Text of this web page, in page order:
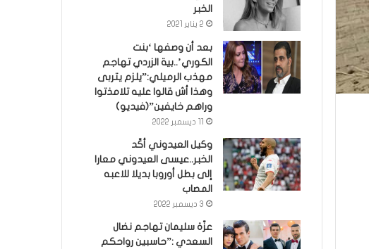
الخبر
2 يناير 2021
بعد أن وصفها ‘بنت
الكوري’..بية الزردي تهاجم
مهذب الرميلي:”يلزم يتربى
وهذا أش قالوا عليه تلامذتوا
وراهم خايفين”(فيديو)
وكيل العيدوني أكّد
الخبر..عيسى العيدوني معارا
إلى بطل أوروبا بديلا للاعبه
المصاب
3 ديسمبر 2022
عزّة سليمان تهاجم نضال
السعدي :”حاسبين رواحكم